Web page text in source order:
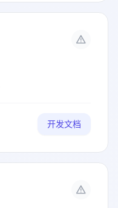
开发文档